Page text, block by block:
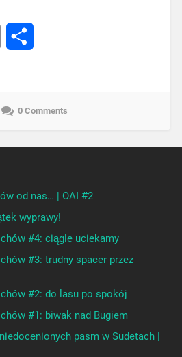
Email
0 Comments
od nas… | OAI #2
wyprawy!
#4: ciągle uciekamy
#3: trudny spacer przez
#2: do lasu po spokój
#1: biwak nad Bugiem
pasm w Sudetach |